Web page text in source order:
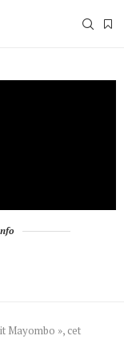
Mayombo », cet